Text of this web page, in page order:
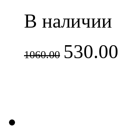
В наличии
1060.00 530.00